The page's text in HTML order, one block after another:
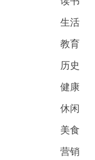
生活
教育
历史
健康
休闲
美食
营销